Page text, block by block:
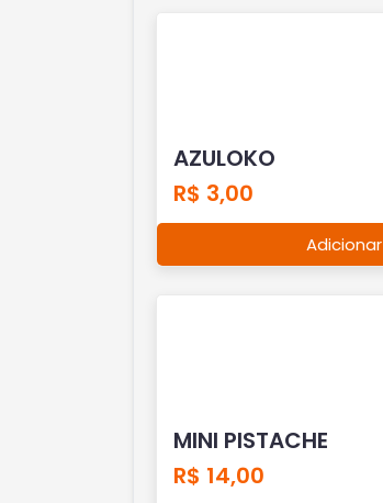
AZULOKO
R$ 3,00
Adicionar
MINI PISTACHE
R$ 14,00